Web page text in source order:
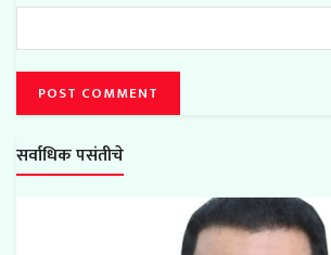
सर्वाधिक पसंतीचे